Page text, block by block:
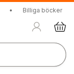
• Billiga böcker